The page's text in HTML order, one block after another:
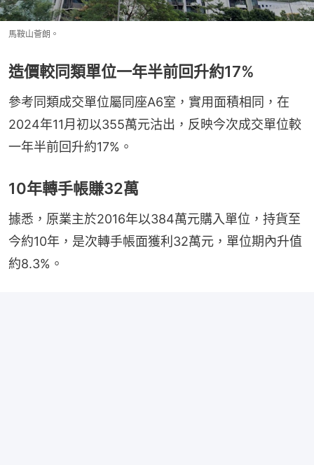
馬鞍山薈朗。
造價較同類單位一年半前回升約17%
參考同類成交單位屬同座A6室，實用面積相同，在
2024年11月初以355萬元沽出，反映今次成交單位較
一年半前回升約17%。
10年轉手帳賺32萬
據悉，原業主於2016年以384萬元購入單位，持貨至
今約10年，是次轉手帳面獲利32萬元，單位期內升值
約8.3%。